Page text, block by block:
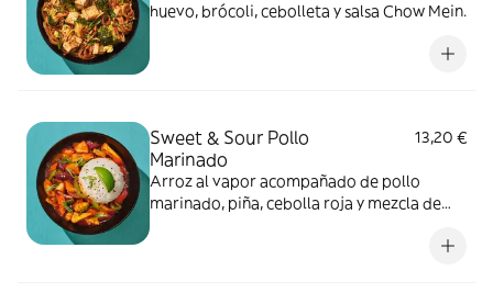
huevo, brócoli, cebolleta y salsa Chow Mein.
Sweet & Sour Pollo
Marinado
13,20 €
Arroz al vapor acompañado de pollo
marinado, piña, cebolla roja y mezcla de